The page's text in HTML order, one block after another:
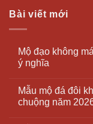
Bài viết mới
Mộ đạo không
ý nghĩa
Mẫu mộ đá đôi
chuộng năm